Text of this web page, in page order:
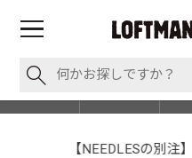
【NEEDLESの別注